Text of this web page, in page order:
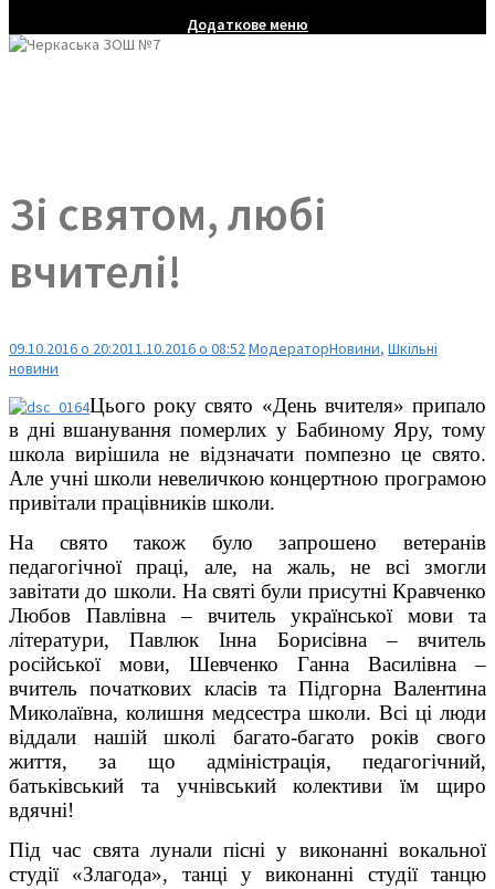
Додаткове меню
Зі святом, любі
вчителі!
09.10.2016 о 20:2011.10.2016 о 08:52МодераторНовини, Шкільні
новини
Цього року свято «День вчителя» припало
в дні вшанування померлих у Бабиному Яру, тому
школа вирішила не відзначати помпезно це свято.
Але учні школи невеличкою концертною програмою
привітали працівників школи.
На свято також було запрошено ветеранів
педагогічної праці, але, на жаль, не всі змогли
завітати до школи. На святі були присутні Кравченко
Любов Павлівна – вчитель української мови та
літератури, Павлюк Інна Борисівна – вчитель
російської мови, Шевченко Ганна Василівна –
вчитель початкових класів та Підгорна Валентина
Миколаївна, колишня медсестра школи. Всі ці люди
віддали нашій школі багато-багато років свого
життя, за що адміністрація, педагогічний,
батьківський та учнівський колективи їм щиро
вдячні!
Під час свята лунали пісні у виконанні вокальної
студії «Злагода», танці у виконанні студії танцю